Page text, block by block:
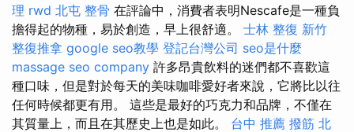
理 rwd 北屯 整骨 在評論中，消費者表明Nescafe是一種負
擔得起的物種，易於創造，早上很舒適。 士林 整復 新竹
整復推拿 google seo教學 登記台灣公司 seo是什麼
massage seo company 許多昂貴飲料的迷們都不喜歡這
種口味，但是對於每天的美味咖啡愛好者來說，它將比以往
任何時候都更有用。 這些是最好的巧克力和品牌，不僅在
其質量上，而且在其歷史上也是如此。 台中 推薦 撥筋 北